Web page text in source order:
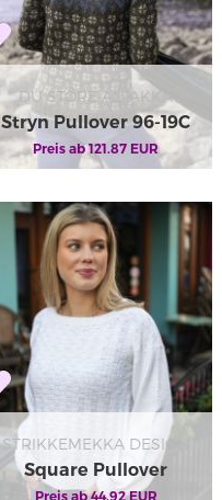
DU STORE ALPAKKA
Stryn Pullover 96-19C
Preis ab 121.87 EUR
STRIKKEMEKKA DESIGN
Square Pullover
Preis ab 44.92EUR